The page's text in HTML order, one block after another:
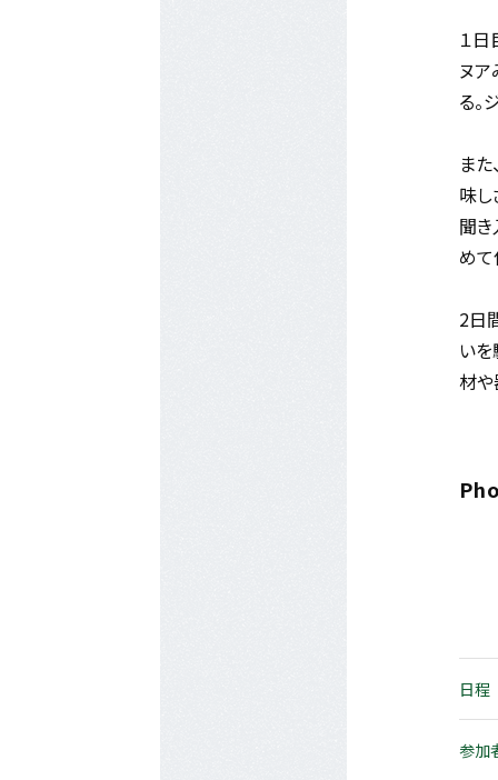
１
ヌア
る。
ま
味
聞き
め
2日
い
材や
日程
参加